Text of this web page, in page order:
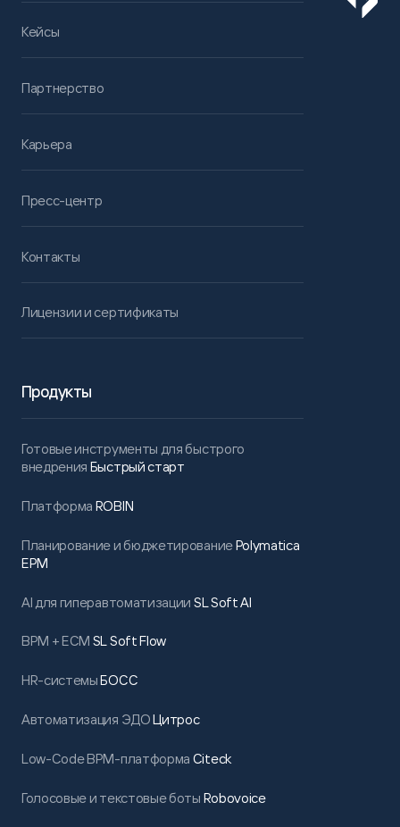
Кейсы
Партнерство
Карьера
Пресс-центр
Контакты
Лицензии и сертификаты
Продукты
Готовые инструменты для быстрого
внедрения Быстрый старт
Платформа ROBIN
Планирование и бюджетированиеPolymatica
EPM
AI для гиперавтоматизации SL Soft AI
BPM + ECM SL Soft Flow
HR-системыБОСС
Автоматизация ЭДОЦитрос
Low-Code BPM-платформа Citeck
Голосовые и текстовые боты Robovoice